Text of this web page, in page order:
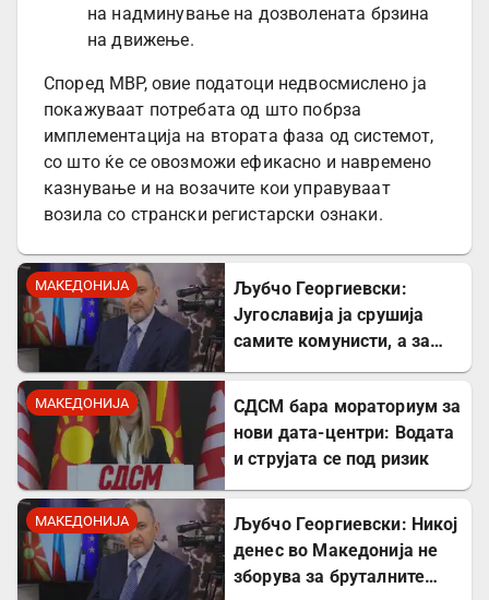
на надминување на дозволената брзина
на движење.
Според МВР, овие податоци недвосмислено ја
покажуваат потребата од што побрза
имплементација на втората фаза од системот,
со што ќе се овозможи ефикасно и навремено
казнување и на возачите кои управуваат
возила со странски регистарски ознаки.
МАКЕДОНИЈА
Љубчо Георгиевски:
Југославија ја срушија
самите комунисти, а за
МАКЕДОНИЈА
СДСМ бара мораториум за
нови дата-центри: Водата
и струјата се под ризик
МАКЕДОНИЈА
Љубчо Георгиевски: Никој
денес во Македонија не
зборува за бруталните